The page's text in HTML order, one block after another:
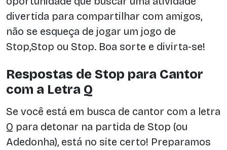
divertida para compartilhar com amigos,
não se esqueça de jogar um jogo de
Stop,Stop ou Stop. Boa sorte e divirta-se!
Respostas de Stop para Cantor
com a Letra Q
Se você está em busca de cantor com a letra
Q para detonar na partida de Stop (ou
Adedonha), está no site certo! Preparamos